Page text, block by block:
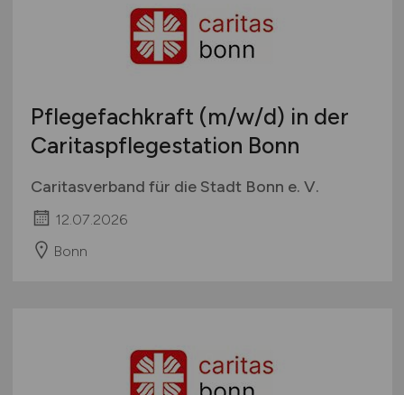
Pflegefachkraft (m/w/d) in der
Caritaspflegestation Bonn
Caritasverband für die Stadt Bonn e. V.
12.07.2026
Bonn